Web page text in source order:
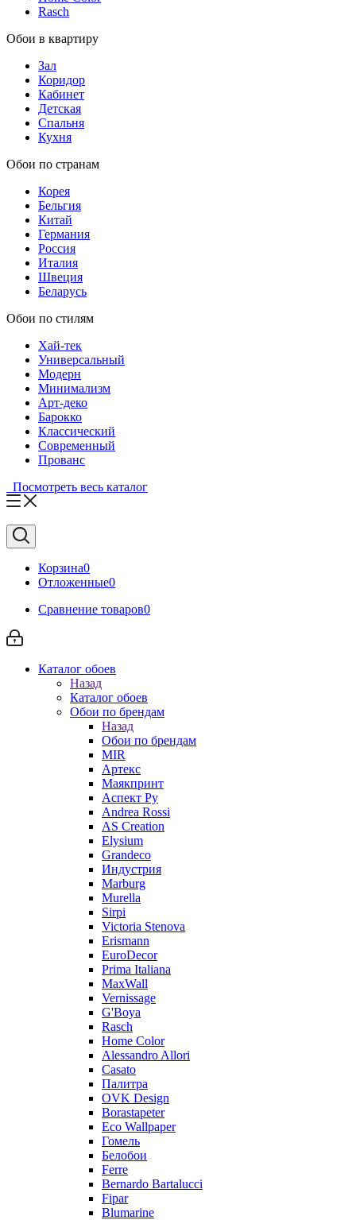
Rasch
Обои в квартиру
Зал
Коридор
Кабинет
Детская
Спальня
Кухня
Обои по странам
Корея
Бельгия
Китай
Германия
Россия
Италия
Швеция
Беларусь
Обои по стилям
Хай-тек
Универсальный
Модерн
Минимализм
Арт-деко
Барокко
Классический
Современный
Прованс
Посмотреть весь каталог
Корзина0
Отложенные0
Сравнение товаров0
Каталог обоев
Назад
Каталог обоев
Обои по брендам
Назад
Обои по брендам
MIR
Артекс
Маякпринт
Аспект Ру
Andrea Rossi
AS Creation
Elysium
Grandeco
Индустрия
Marburg
Murella
Sirpi
Victoria Stenova
Erismann
EuroDecor
Prima Italiana
MaxWall
Vernissage
G'Boya
Rasch
Home Color
Alessandro Allori
Casato
Палитра
OVK Design
Borastapeter
Eco Wallpaper
Гомель
Белобои
Ferre
Bernardo Bartalucci
Fipar
Blumarine